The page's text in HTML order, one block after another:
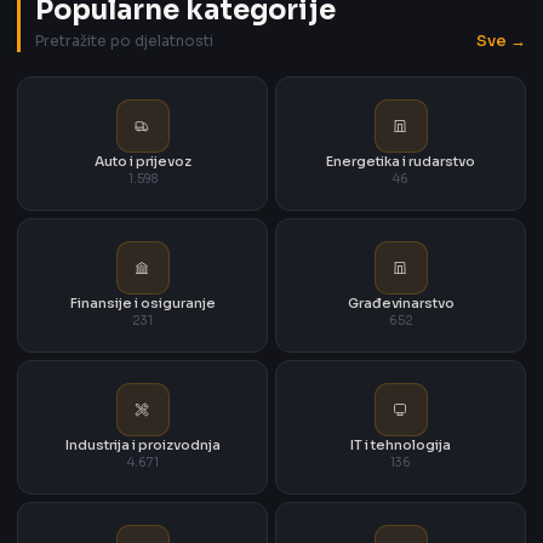
Popularne kategorije
Pretražite po djelatnosti Sve →
Auto i prijevoz
1.598
Energetika i rudarstvo
46
Finansije i osiguranje
231
Građevinarstvo
652
Industrija i proizvodnja
4.671
IT i tehnologija
136